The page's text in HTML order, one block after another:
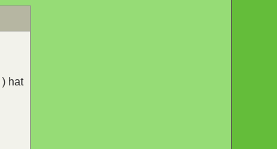
) hat